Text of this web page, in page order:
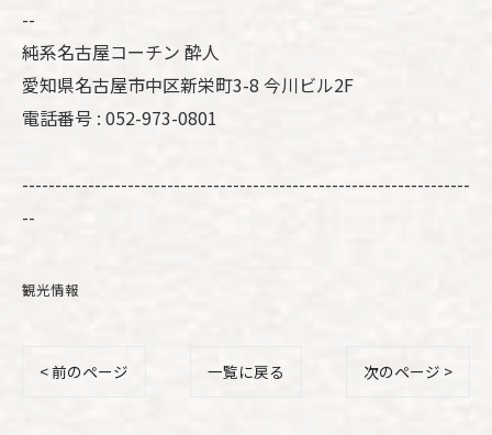
--
純系名古屋コーチン 酔人
愛知県名古屋市中区新栄町3-8 今川ビル2F
電話番号 : 052-973-0801
--------------------------------------------------------------------
--
観光情報
< 前のページ 一覧に戻る 次のページ >